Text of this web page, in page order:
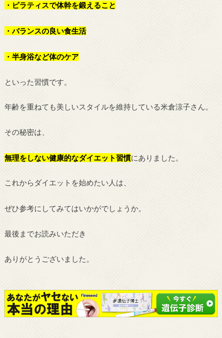
・ピラティスで体幹を鍛えること
・バランスの良い食生活
・半身浴など体のケア
といった習慣です。
年齢を重ねても美しいスタイルを維持している米倉涼子さん。
その秘密は、
無理をしない健康的なダイエット習慣にありました。
これからダイエットを始めたい人は、
ぜひ参考にしてみてはいかがでしょうか。
最後までお読みいただき
ありがとうございました。